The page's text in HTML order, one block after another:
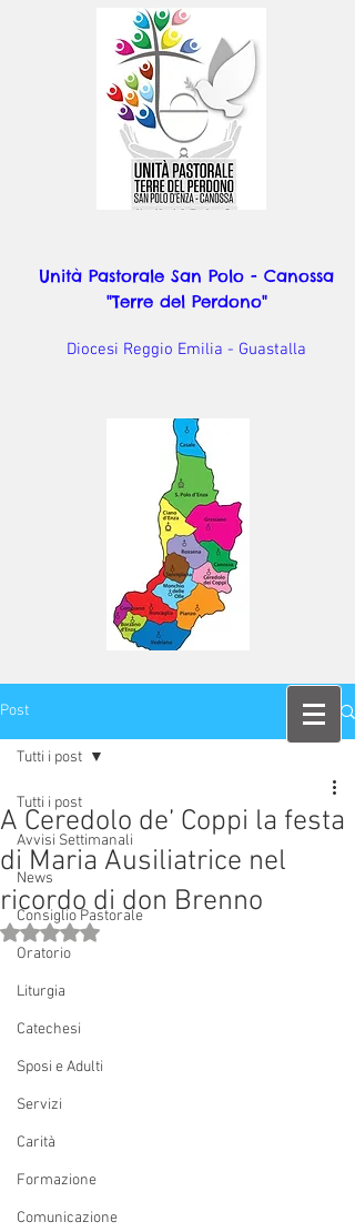
Unità Pastorale San Polo - Canossa
"Terre del Perdono"
Diocesi Reggio Emilia - Guastalla
Post
Tutti i post
Avvisi Settimanali
News
Consiglio Pastorale
Oratorio
Liturgia
Catechesi
Sposi e Adulti
Servizi
Carità
Formazione
Comunicazione
Tutti i post
A Ceredolo de’ Coppi la festa
di Maria Ausiliatrice nel
ricordo di don Brenno
Valutazione NaN stelle su 5.